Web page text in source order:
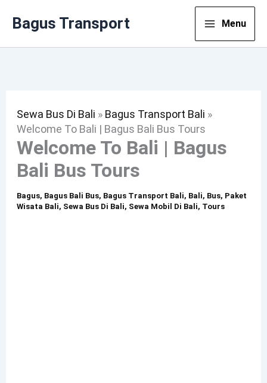
Bagus Transport Menu
Sewa Bus Di Bali » Bagus Transport Bali »
Welcome To Bali | Bagus Bali Bus Tours
Welcome To Bali | Bagus
Bali Bus Tours
Bagus, Bagus Bali Bus, Bagus Transport Bali, Bali, Bus, Paket
Wisata Bali, Sewa Bus Di Bali, Sewa Mobil Di Bali, Tours